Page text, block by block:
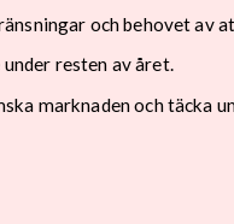
och behovet av
resten av året.
marknaden och täcka